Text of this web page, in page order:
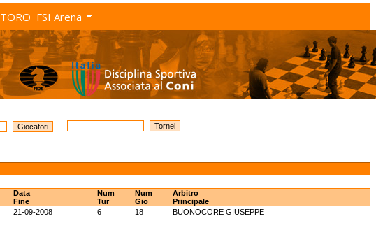
TORO FSI Arena
Data
Fine
Num
Tur
Num
Gio
Arbitro
Principale
21-09-2008 6 18
BUONOCORE GIUSEPPE